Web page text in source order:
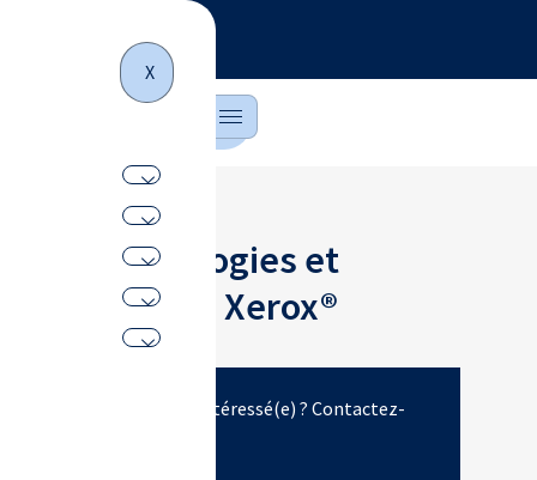
Assistance
X
0
Technologies et
Services Xerox®
Vous êtes intéressé(e) ? Contactez-